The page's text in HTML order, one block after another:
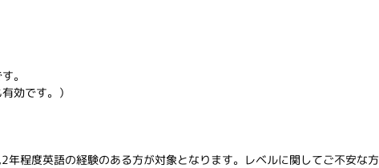
。
効です。）
程度英語の経験のある方が対象となります。レベルに関してご不安な方